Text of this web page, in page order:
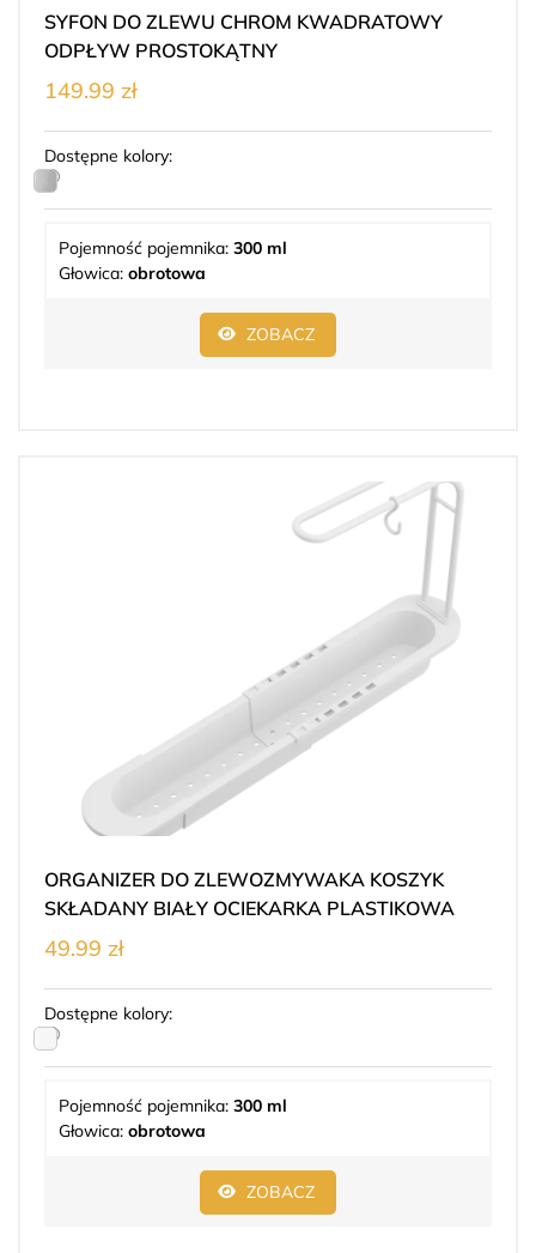
SYFON DO ZLEWU CHROM KWADRATOWY
ODPŁYW PROSTOKĄTNY
149.99 zł
Dostępne kolory:
Pojemność pojemnika: 300 ml
Głowica: obrotowa
ZOBACZ
ORGANIZER DO ZLEWOZMYWAKA KOSZYK
SKŁADANY BIAŁY OCIEKARKA PLASTIKOWA
49.99 zł
Dostępne kolory:
Pojemność pojemnika: 300 ml
Głowica: obrotowa
ZOBACZ